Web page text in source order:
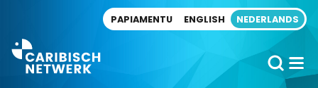
PAPIAMENTU ENGLISH NEDERLANDS